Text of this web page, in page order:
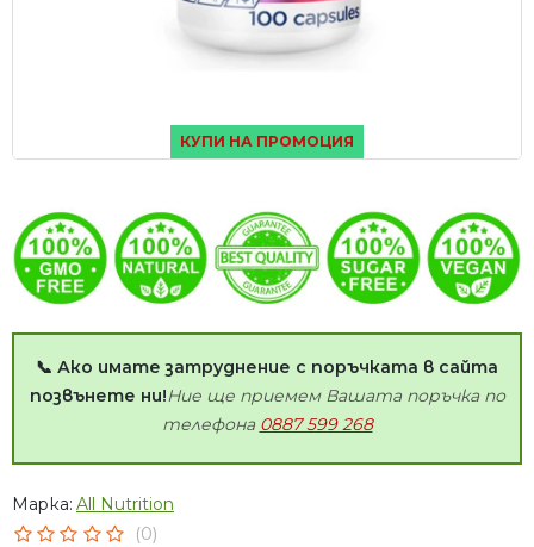
КУПИ НА ПРОМОЦИЯ
📞 Ако имате затруднение с поръчката в сайта
позвънете ни!Ние ще приемем Вашата поръчка по
телефона 0887 599 268
Марка: All Nutrition
(0)